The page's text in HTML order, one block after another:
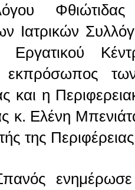
Ιατρικών
Εργατικού
εκπρόσωπος
και η
κ. Ελένη
της
ενημέρωσε